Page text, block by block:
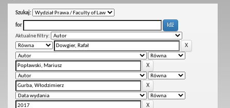
Szukaj:
for
Aktualne filtry: